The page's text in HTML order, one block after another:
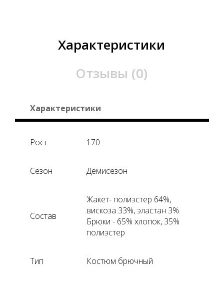
Характеристики
Отзывы (0)
Характеристики
Рост 170
Сезон Демисезон
Состав
Жакет- полиэстер 64%,
вискоза 33%, эластан 3%.
Брюки - 65% хлопок, 35%
полиэстер
Тип Костюм брючный